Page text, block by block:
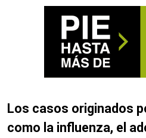
Los casos originados
como la influenza, el